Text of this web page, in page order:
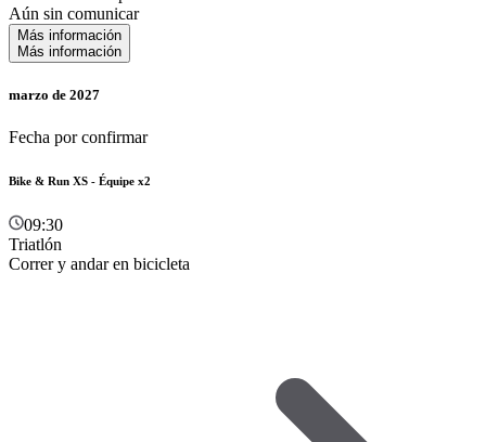
Aún sin comunicar
Más información
Más información
marzo de 2027
Fecha por confirmar
Bike & Run XS - Équipe x2
09:30
Triatlón
Correr y andar en bicicleta